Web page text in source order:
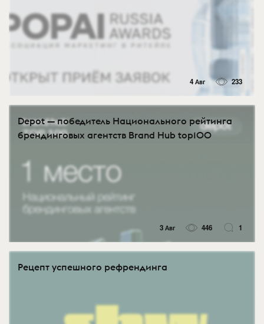
4 Авг 233
Depot — победитель Национального рейтинга
брендинговых агентств Brand Hub top100
3 Авг 446 1
Рецепт успешного рефрендинга